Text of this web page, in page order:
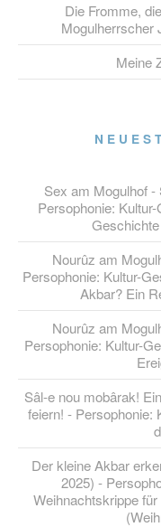
Die Fromme,
Mogulherrscher
Meine
Sex am Mogulhof -
Persophonie:
Nourûz am
Persophonie: Kultur-
Akbar? Ein
Nourûz am
Persophonie: Kultur-
Sâl-e nou mobârak!
feiern! - Persophonie:
Der kleine Akbar
2025) -
Weihnachtskrippe